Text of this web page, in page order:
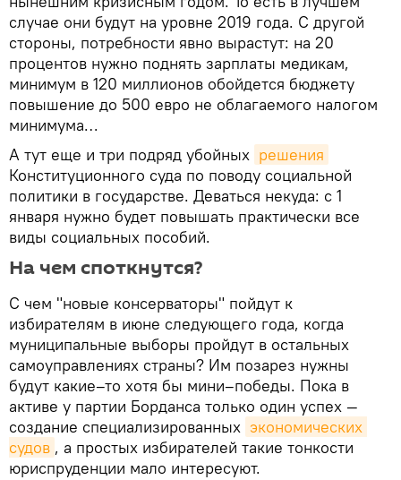
случае они будут на уровне 2019 года. С другой
стороны, потребности явно вырастут: на 20
процентов нужно поднять зарплаты медикам,
минимум в 120 миллионов обойдется бюджету
повышение до 500 евро не облагаемого налогом
минимума…
А тут еще и три подряд убойных решения
Конституционного суда по поводу социальной
политики в государстве. Деваться некуда: с 1
января нужно будет повышать практически все
виды социальных пособий.
На чем споткнутся?
С чем "новые консерваторы" пойдут к
избирателям в июне следующего года, когда
муниципальные выборы пройдут в остальных
самоуправлениях страны? Им позарез нужны
будут какие–то хотя бы мини–победы. Пока в
активе у партии Борданса только один успех —
создание специализированных экономических
судов , а простых избирателей такие тонкости
юриспруденции мало интересуют.